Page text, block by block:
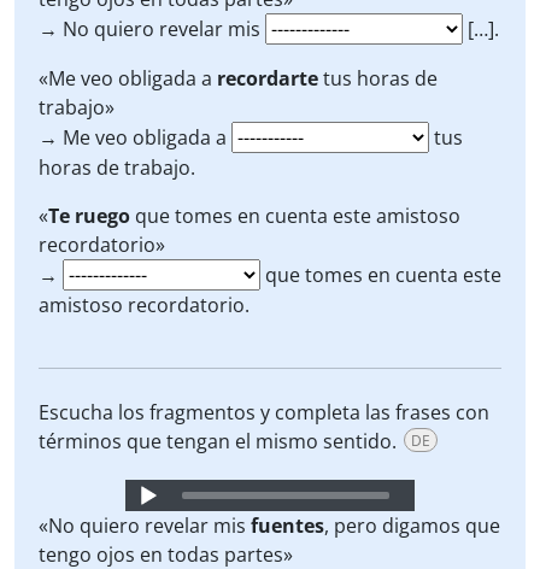
→ No quiero revelar mis
[…].
«Me veo obligada a recordartetus horas de
trabajo»
→ Me veo obligada a
tus
horas de trabajo.
«Te ruego que tomes en cuenta este amistoso
recordatorio»
→
que tomes en cuenta este
amistoso recordatorio.
Escucha los fragmentos y completa las frases con
términos que tengan el mismo sentido.
DE
Audio
Player
«No quiero revelar mis fuentes, pero digamos que
tengo ojos en todas partes»